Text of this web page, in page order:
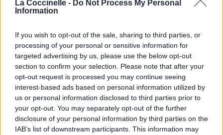
La Coccinelle - Do Not Process My Personal
Information
If you wish to opt-out of the sale, sharing to third parties, or
processing of your personal or sensitive information for
targeted advertising by us, please use the below opt-out
section to confirm your selection. Please note that after your
opt-out request is processed you may continue seeing
interest-based ads based on personal information utilized by
us or personal information disclosed to third parties prior to
your opt-out. You may separately opt-out of the further
disclosure of your personal information by third parties on the
IAB’s list of downstream participants. This information may
Paroles + Traduction Téléchargement
Vidéos
Commentaires
Dire «merci» pour cette traduction Corriger une erreur